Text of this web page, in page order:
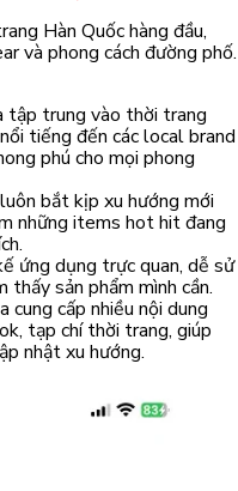
Hàn Quốc hàng đầu,
và phong cách đường phố.
tập trung vào thời trang
tiếng đến các local brand
phú cho mọi phong
bắt kịp xu hướng mới
những items hot hit đang
ứng dụng trực quan, dễ sử
thấy sản phẩm mình cần.
cung cấp nhiều nội dung
tạp chí thời trang, giúp
nhật xu hướng.